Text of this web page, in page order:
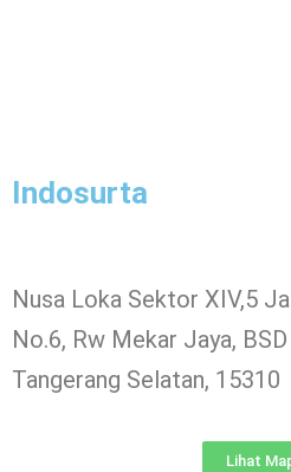
Indosurta
Nusa Loka Sektor XIV,5
No.6, Rw Mekar Jaya,
Tangerang Selatan, 15310
Lihat